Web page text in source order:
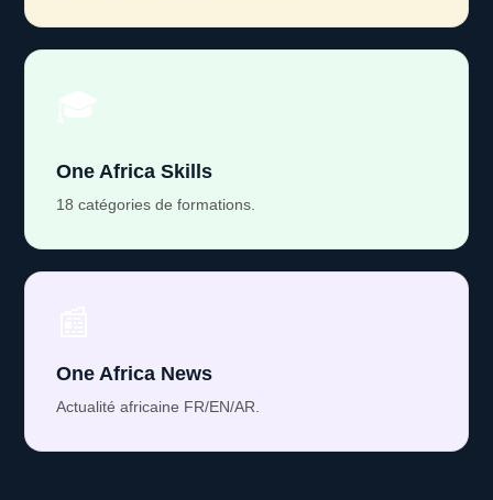
One Africa Skills
18 catégories de formations.
One Africa News
Actualité africaine FR/EN/AR.